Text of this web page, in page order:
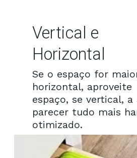
Se o espaço for
horizontal, aproveite
espaço, se vertical, a
parecer tudo mais
otimizado.
Vertical e
Horizontal